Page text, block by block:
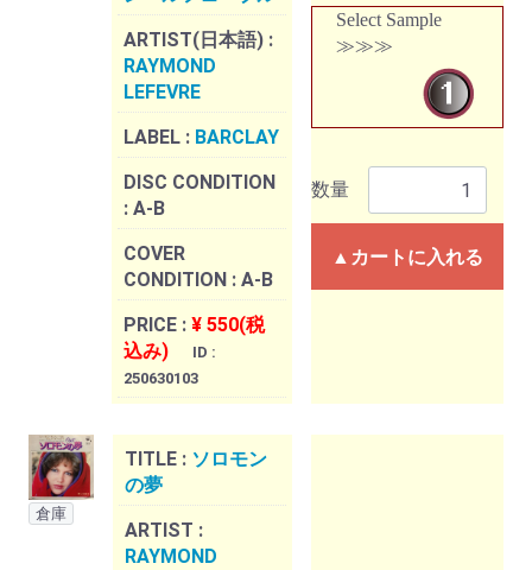
ARTIST(日本語) :
RAYMOND
LEFEVRE
LABEL : BARCLAY
DISC CONDITION
: A-B
COVER
CONDITION : A-B
PRICE : ¥ 550(税
込み)
ID :
250630103
Select Sample
≫≫≫
数量
▲カートに入れる
倉庫
TITLE : ソロモン
の夢
ARTIST :
RAYMOND